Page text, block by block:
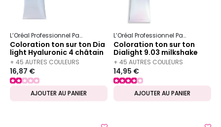
L’Oréal Professionnel Paris Dia light
Coloration ton sur ton Dia
light Hyaluronic 4 châtain
+ 45 AUTRES COULEURS
DISPONIBLES
16,87 €
AJOUTER AU PANIER
L’Oréal Professionnel Paris
Coloration ton sur ton
Dialight 9.03 milkshake
naturel doré
+ 45 AUTRES COULEURS
DISPONIBLES
14,95 €
AJOUTER AU PANIER